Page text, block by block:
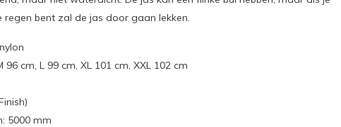
bent zal de jas door gaan lekken.
96 cm, L 99 cm, XL 101 cm, XXL 102 cm
5000 mm